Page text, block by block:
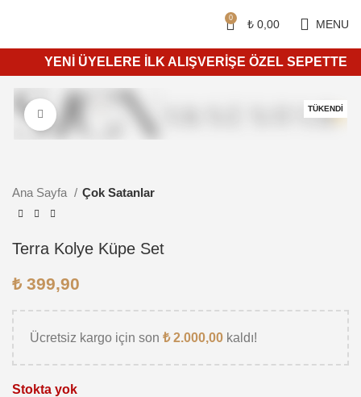
0 ₺ 0,00 MENU
YENİ ÜYELERE İLK ALIŞVERİŞE ÖZEL SEPETTE
TÜKENDI
Ana Sayfa Çok Satanlar
Terra Kolye Küpe Set
₺ 399,90
Ücretsiz kargo için son ₺2.000,00 kaldı!
Stokta yok
750 ₺ ve üzeri ücretsiz kargo.